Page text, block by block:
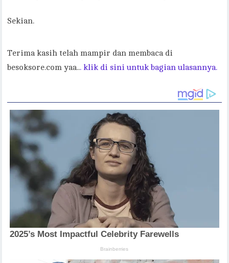
Sekian.
Terima kasih telah mampir dan membaca di
besoksore.com yaa... klik di sini untuk bagian ulasannya.